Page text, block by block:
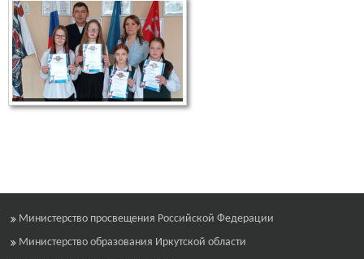
Министерство просвещения Российской Федерации
Министерство образования Иркутской области